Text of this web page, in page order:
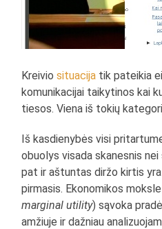
Kreiviosituacija tik pateikia
komunikacijai taikytinos kai
tiesos. Viena iš tokių
Iš kasdienybės visi
obuolys visada skanesnis
pat ir aštuntas diržo kirtis
pirmasis. Ekonomikos
marginal utility) sąvoka
amžiuje ir dažniau